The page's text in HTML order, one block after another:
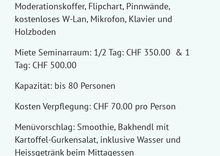
Moderationskoffer, Flipchart, Pinnwände,
kostenloses W-Lan, Mikrofon, Klavier und
Holzboden
Miete Seminarraum: 1/2 Tag: CHF 350.00 & 1
Tag: CHF 500.00
Kapazität: bis 80 Personen
Kosten Verpflegung: CHF 70.00 pro Person
Menüvorschlag: Smoothie, Bakhendl mit
Kartoffel-Gurkensalat, inklusive Wasser und
Heissgetränk beim Mittagessen